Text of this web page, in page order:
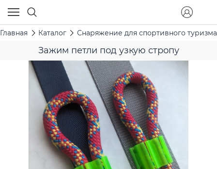
Главная Каталог Снаряжение для спортивного туризма
Зажим петли под узкую стропу